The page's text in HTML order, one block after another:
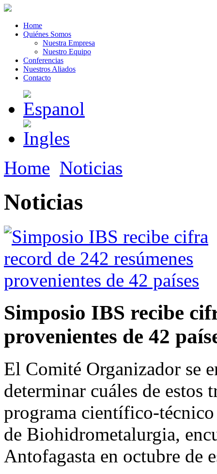
Home
Quiénes Somos
Nuestra Empresa
Nuestro Equipo
Conferencias
Nuestros Aliados
Contacto
Home Noticias
Noticias
Simposio IBS recibe
provenientes de 42
El Comité Organizador se
determinar cuáles de estos
programa científico-
de Biohidrometalurgia,
Antofagasta en octubre de